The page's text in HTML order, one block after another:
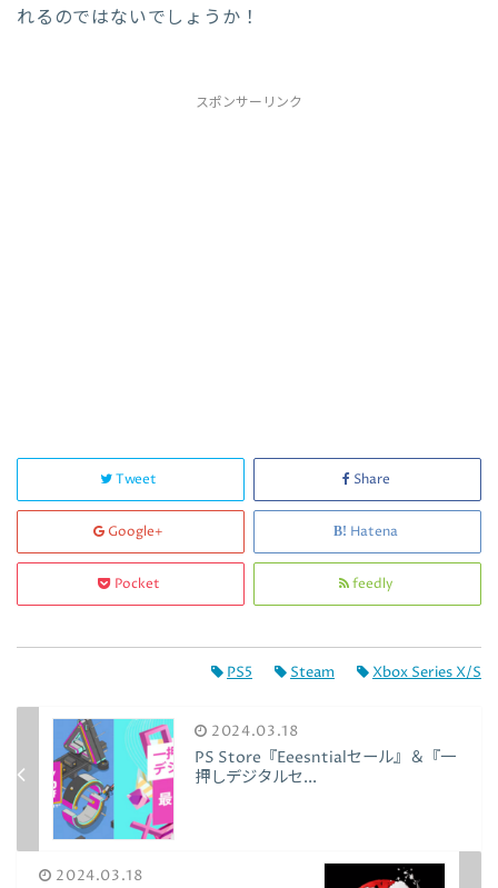
れるのではないでしょうか！
スポンサーリンク
Tweet Share
Google+ Hatena
Pocket feedly
PS5 Steam Xbox Series X/S
2024.03.18
PS Store『Eeesntialセール』＆『一
押しデジタルセ...
2024.03.18